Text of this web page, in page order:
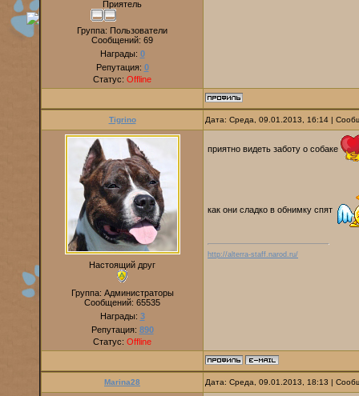
Приятель
Группа: Пользователи
Сообщений: 69
Награды: 0
Репутация: 0
Статус: Offline
Tigrino Дата: Среда, 09.01.2013, 16:14 |
Настоящий друг
Группа: Администраторы
Сообщений: 65535
Награды: 3
Репутация: 890
Статус: Offline
приятно видеть заботу о собаке
как они сладко в обнимку спят
http://alterra-staff.narod.ru/
Marina28 Дата: Среда, 09.01.2013, 18:13 |